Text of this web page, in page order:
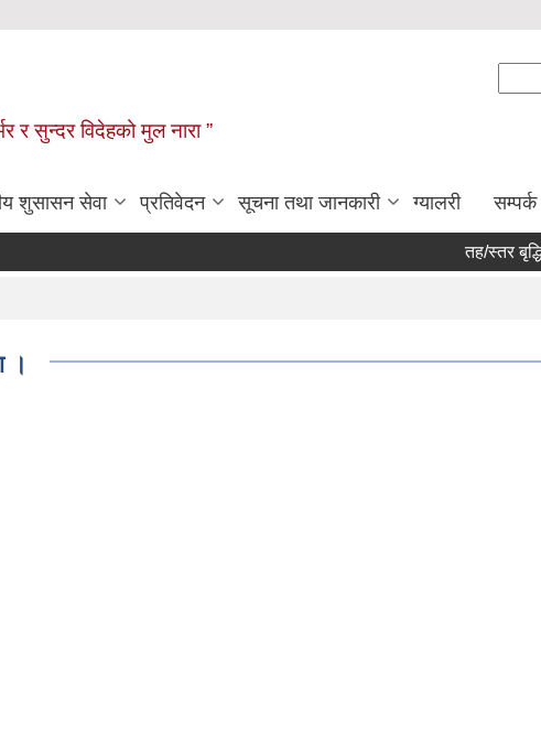
र सुन्दर विदेहको मुल नारा ”
शुसासन सेवा प्रतिवेदन सूचना तथा जानकारी ग्यालरी सम्पर्क
तह/स्तर बृद्धि
।